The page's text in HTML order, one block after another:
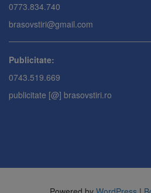
0773.834.740
brasovstiri@gmail.com
Publicitate:
0743.519.669
publicitate [@] brasovstiri.ro